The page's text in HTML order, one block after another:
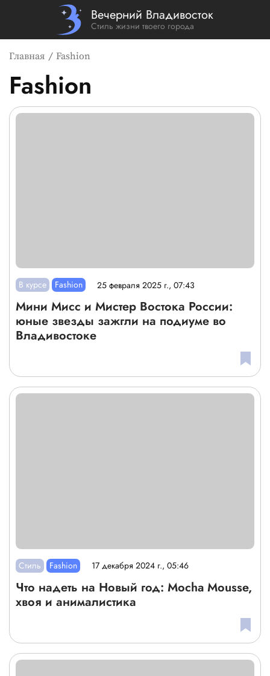
Вечерний Владивосток
Стиль жизни твоего города
Главная Fashion
Fashion
Список новостей
В курсе Fashion 25 февраля 2025 г., 07:43
Мини Мисс и Мистер Востока России:
юные звезды зажгли на подиуме во
Владивостоке
Стиль Fashion 17 декабря 2024 г., 05:46
Что надеть на Новый год: Mocha Mousse,
хвоя и анималистика